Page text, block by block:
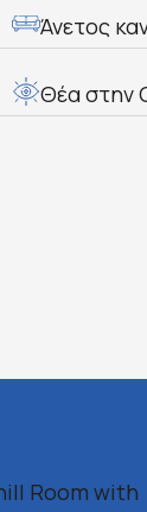
Άνετος
Θέα στην